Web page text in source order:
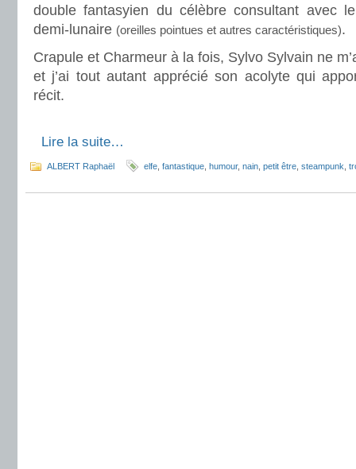
double fantasyien du célèbre consultant avec
demi-lunaire (oreilles pointues et autres caractéristiques).
Crapule et Charmeur à la fois, Sylvo Sylvain ne
et j’ai tout autant apprécié son acolyte qui
récit.
Lire la suite…
ALBERT Raphaël elfe fantastique humour, nain petit être steampunk